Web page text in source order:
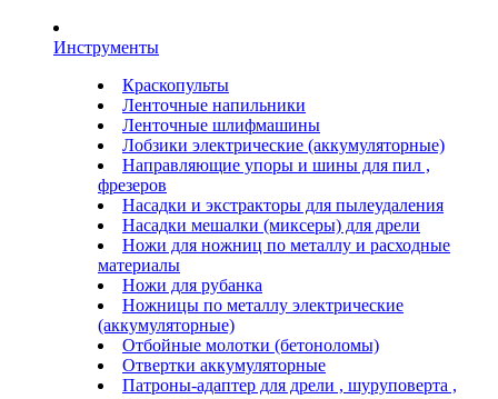
Инструменты
Краскопульты
Ленточные напильники
Ленточные шлифмашины
Лобзики электрические (аккумуляторные)
Направляющие упоры и шины для пил ,
фрезеров
Насадки и экстракторы для пылеудаления
Насадки мешалки (миксеры) для дрели
Ножи для ножниц по металлу и расходные
материалы
Ножи для рубанка
Ножницы по металлу электрические
(аккумуляторные)
Отбойные молотки (бетоноломы)
Отвертки аккумуляторные
Патроны-адаптер для дрели , шуруповерта ,